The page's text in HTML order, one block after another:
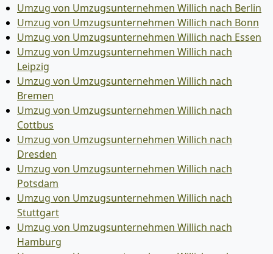
Umzug von Umzugsunternehmen Willich nach Berlin
Umzug von Umzugsunternehmen Willich nach Bonn
Umzug von Umzugsunternehmen Willich nach Essen
Umzug von Umzugsunternehmen Willich nach
Leipzig
Umzug von Umzugsunternehmen Willich nach
Bremen
Umzug von Umzugsunternehmen Willich nach
Cottbus
Umzug von Umzugsunternehmen Willich nach
Dresden
Umzug von Umzugsunternehmen Willich nach
Potsdam
Umzug von Umzugsunternehmen Willich nach
Stuttgart
Umzug von Umzugsunternehmen Willich nach
Hamburg